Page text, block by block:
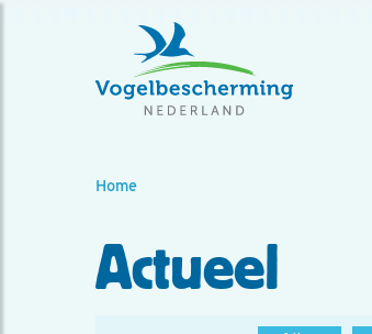
Home
Actueel